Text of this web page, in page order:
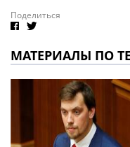
Поделиться
МАТЕРИАЛЫ ПО